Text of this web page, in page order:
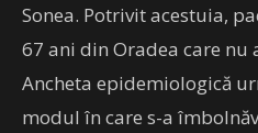
Sonea. Potrivit acestuia,
67 ani din Oradea care
Ancheta epidemiologică
modul în care s-a